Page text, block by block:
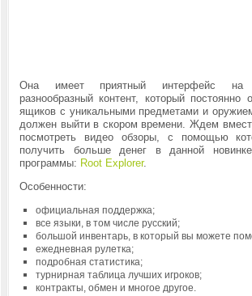
Она имеет приятный интерфейс на
разнообразный контент, который постоянно
ящиков с уникальными предметами и
должен выйти в скором времени. Ждем
посмотреть видео обзоры, с помощью
получить больше денег в данной
программы: Root Explorer.
Особенности:
официальная поддержка;
все языки, в том числе русский;
большой инвентарь, в который вы можете
ежедневная рулетка;
подробная статистика;
турнирная таблица лучших игроков;
контракты, обмен и многое другое.